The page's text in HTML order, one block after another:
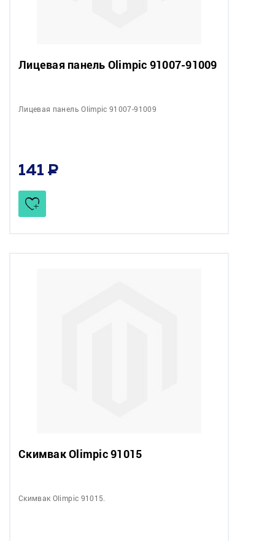
Лицевая панель Olimpic 91007-91009
Лицевая панель Olimpic 91007-91009
141
Скимвак Olimpic 91015
Скимвак Olimpic 91015.